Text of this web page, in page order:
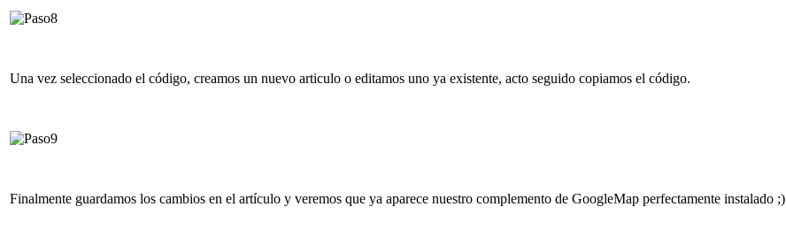
Una vez seleccionado el código, creamos un nuevo articulo o editamos uno ya existente, acto seguido copiamos el código.
Finalmente guardamos los cambios en el artículo y veremos que ya aparece nuestro complemento de GoogleMap perfectamente instalado ;)